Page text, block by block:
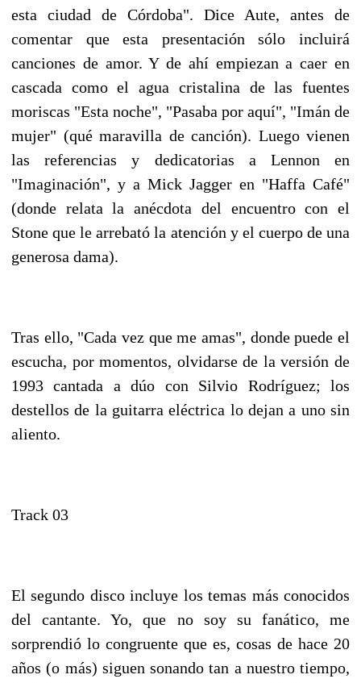
esta ciudad de Córdoba". Dice Aute, antes de
comentar que esta presentación sólo incluirá
canciones de amor. Y de ahí empiezan a caer en
cascada como el agua cristalina de las fuentes
moriscas "Esta noche", "Pasaba por aquí", "Imán de
mujer" (qué maravilla de canción). Luego vienen
las referencias y dedicatorias a Lennon en
"Imaginación", y a Mick Jagger en "Haffa Café"
(donde relata la anécdota del encuentro con el
Stone que le arrebató la atención y el cuerpo de una
generosa dama).
Tras ello, "Cada vez que me amas", donde puede el
escucha, por momentos, olvidarse de la versión de
1993 cantada a dúo con Silvio Rodríguez; los
destellos de la guitarra eléctrica lo dejan a uno sin
aliento.
Track 03
El segundo disco incluye los temas más conocidos
del cantante. Yo, que no soy su fanático, me
sorprendió lo congruente que es, cosas de hace 20
años (o más) siguen sonando tan a nuestro tiempo,